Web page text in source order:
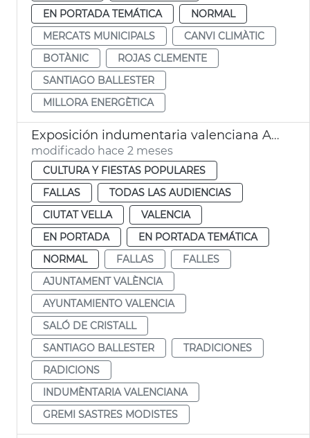
EN PORTADA TEMÁTICA
NORMAL
MERCATS MUNICIPALS
CANVI CLIMÀTIC
BOTÀNIC
ROJAS CLEMENTE
SANTIAGO BALLESTER
MILLORA ENERGÈTICA
Exposición indumentaria valenciana Ayuntamiento València
modificado hace 2 meses
CULTURA Y FIESTAS POPULARES
FALLAS
TODAS LAS AUDIENCIAS
CIUTAT VELLA
VALENCIA
EN PORTADA
EN PORTADA TEMÁTICA
NORMAL
FALLAS
FALLES
AJUNTAMENT VALÈNCIA
AYUNTAMIENTO VALENCIA
SALÓ DE CRISTALL
SANTIAGO BALLESTER
TRADICIONES
RADICIONS
INDUMÈNTARIA VALENCIANA
GREMI SASTRES MODISTES